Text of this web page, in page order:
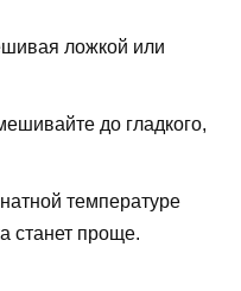
ложкой или
до гладкого,
температуре
станет проще.